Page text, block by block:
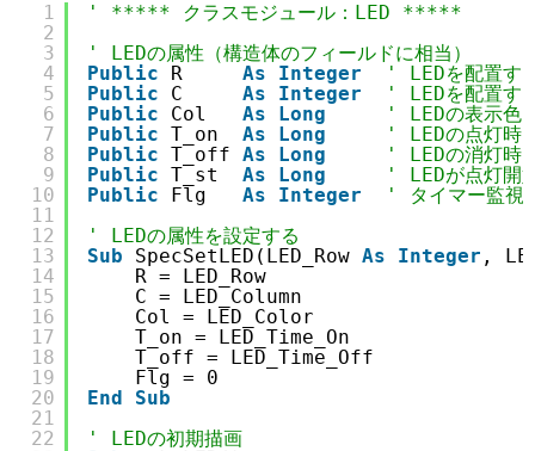
1
2
3
4
5
6
7
8
9
10
11
12
13
14
15
16
17
18
19
20
21
22
' ***** クラスモジュール：LED *****
' LEDの属性（構造体のフィールドに相当）
Public
R As Integer
' LEDを配置す
Public
C As Integer
' LEDを配置す
Public
Col As Long
' LEDの表示色
Public T_on As Long
' LEDの点灯時
Public T_off As Long
' LEDの消灯時
Public T_st As Long
' LEDが点灯開
Public
Flg As Integer
' タイマー監視
' LEDの属性を設定する
Sub
SpecSetLED(LED_Row As Integer ,
R = LED_Row
C = LED_Column
Col = LED_Color
T_on = LED_Time_On
T_off = LED_Time_Off
Flg = 0
End
Sub
' LEDの初期描画